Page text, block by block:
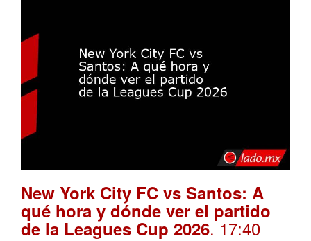
New York City FC vs Santos: A
qué hora y dónde ver el partido
de la Leagues Cup 2026. 17:40